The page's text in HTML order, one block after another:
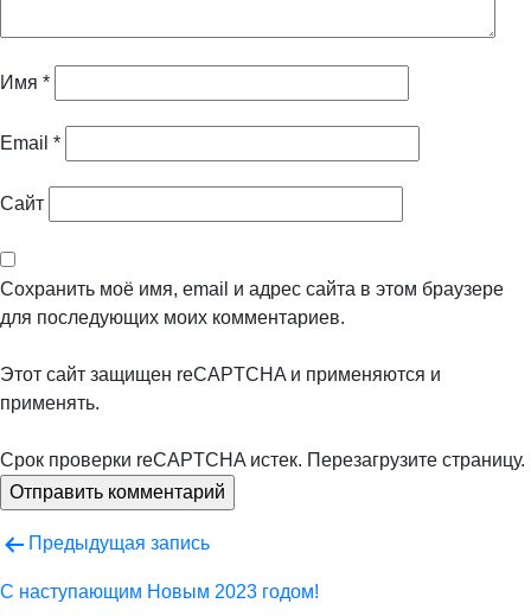
Имя *
Email *
Сайт
Сохранить моё имя, email и адрес сайта в этом браузере
для последующих моих комментариев.
Этот сайт защищен reCAPTCHA и применяются и
применять.
Срок проверки reCAPTCHA истек. Перезагрузите страницу.
Навигация
по
Предыдущая запись
С наступающим Новым 2023 годом!